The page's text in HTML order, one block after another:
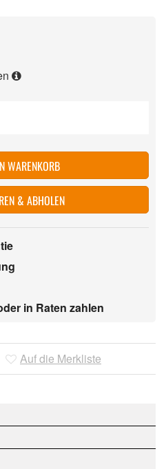
& ABHOLEN
in Raten zahlen
Auf die Merkliste